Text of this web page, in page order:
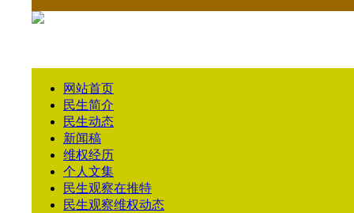
网站首页
民生简介
民生动态
新闻稿
维权经历
个人文集
民生观察在推特
民生观察维权动态